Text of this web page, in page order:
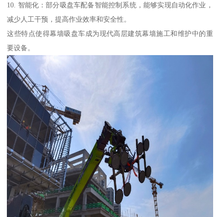
10. 智能化：部分吸盘车配备智能控制系统，能够实现自动化作业，
减少人工干预，提高作业效率和安全性。
这些特点使得幕墙吸盘车成为现代高层建筑幕墙施工和维护中的重
要设备。